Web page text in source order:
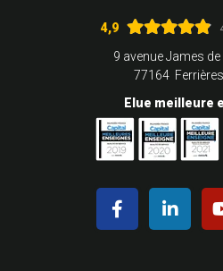
4,9
9 avenue James
77164
Elue meilleure